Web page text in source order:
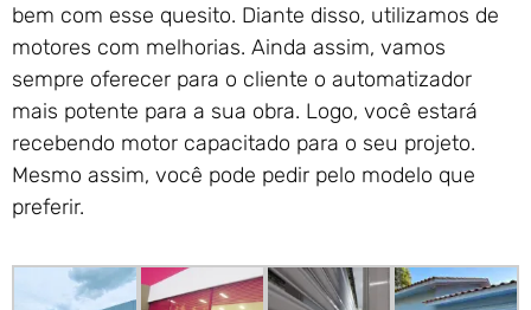
bem com esse quesito. Diante disso, utilizamos de
motores com melhorias. Ainda assim, vamos
sempre oferecer para o cliente o automatizador
mais potente para a sua obra. Logo, você estará
recebendo motor capacitado para o seu projeto.
Mesmo assim, você pode pedir pelo modelo que
preferir.